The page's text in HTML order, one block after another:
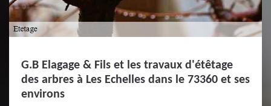
G.B Elagage & Fils et les travaux d'étêtage
des arbres à Les Echelles dans le 73360 et ses
environs